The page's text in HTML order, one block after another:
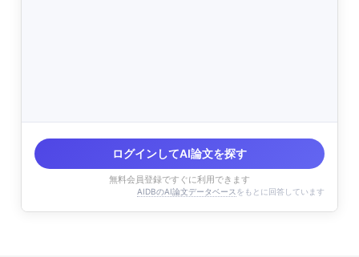
ログインしてAI論文を探す
無料会員登録ですぐに利用できます
AIDBのAI論文データベース をもとに回答しています